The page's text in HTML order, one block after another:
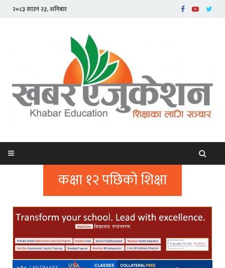
२०८३ साउन २३, शनिबार
कक्षा १२ पछिको शिक्षा